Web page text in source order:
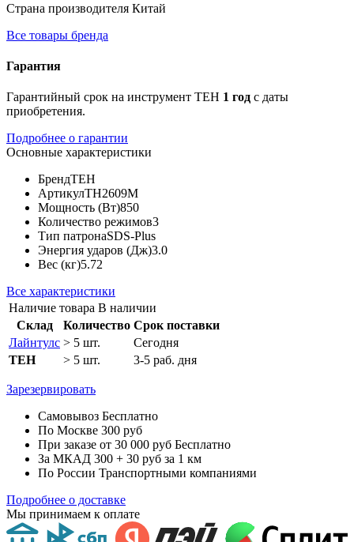
Страна производителя Китай
Все товары бренда
Гарантия
Гарантийный срок на инструмент TEH 1 год с даты
приобретения.
Подробнее о гарантии
Основные характеристики
БрендTEH
АртикулTH2609M
Мощность (Вт)850
Количество режимов3
Тип патронаSDS-Plus
Энергия ударов (Дж)3.0
Вес (кг)5.72
Все характеристики
Наличие товара В наличии
Склад
Количество Срок поставки
Лайнтулс > 5 шт.
Сегодня
TEH
> 5 шт. 3-5 раб. дня
Зарезервировать
Самовывоз Бесплатно
По Москве 300 руб
При заказе от 30 000 руб Бесплатно
За МКАД 300 + 30 руб за 1 км
По России Транспортными компаниями
Подробнее о доставке
Мы принимаем к оплате